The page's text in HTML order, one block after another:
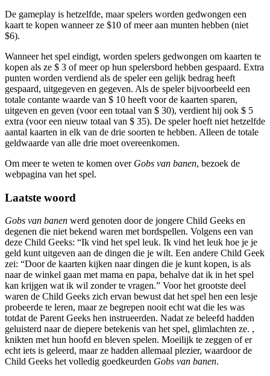
De gameplay is hetzelfde, maar spelers worden gedwongen een
kaart te kopen wanneer ze $10 of meer aan munten hebben (niet
$6).
Wanneer het spel eindigt, worden spelers gedwongen om kaarten te
kopen als ze $ 3 of meer op hun spelersbord hebben gespaard. Extra
punten worden verdiend als de speler een gelijk bedrag heeft
gespaard, uitgegeven en gegeven. Als de speler bijvoorbeeld een
totale contante waarde van $ 10 heeft voor de kaarten sparen,
uitgeven en geven (voor een totaal van $ 30), verdient hij ook $ 5
extra (voor een nieuw totaal van $ 35). De speler hoeft niet hetzelfde
aantal kaarten in elk van de drie soorten te hebben. Alleen de totale
geldwaarde van alle drie moet overeenkomen.
Om meer te weten te komen over Gobs van banen, bezoek de
webpagina van het spel.
Laatste woord
Gobs van banen werd genoten door de jongere Child Geeks en
degenen die niet bekend waren met bordspellen. Volgens een van
deze Child Geeks: “Ik vind het spel leuk. Ik vind het leuk hoe je je
geld kunt uitgeven aan de dingen die je wilt. Een andere Child Geek
zei: “Door de kaarten kijken naar dingen die je kunt kopen, is als
naar de winkel gaan met mama en papa, behalve dat ik in het spel
kan krijgen wat ik wil zonder te vragen.” Voor het grootste deel
waren de Child Geeks zich ervan bewust dat het spel hen een lesje
probeerde te leren, maar ze begrepen nooit echt wat die les was
totdat de Parent Geeks hen instrueerden. Nadat ze beleefd hadden
geluisterd naar de diepere betekenis van het spel, glimlachten ze. ,
knikten met hun hoofd en bleven spelen. Moeilijk te zeggen of er
echt iets is geleerd, maar ze hadden allemaal plezier, waardoor de
Child Geeks het volledig goedkeurden Gobs van banen.